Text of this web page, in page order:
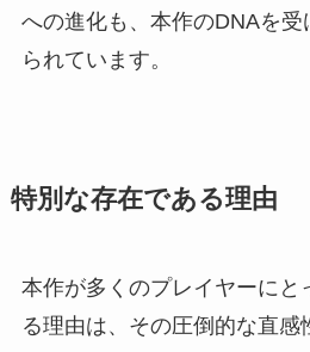
への進化も、本作のDNAを
られています。
特別な存在である理由
本作が多くのプレイヤーにと
る理由は、その圧倒的な直感